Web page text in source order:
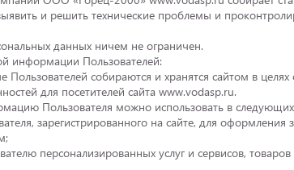
и решить технические проблемы и
данных ничем не ограничен.
информации Пользователей:
собираются и хранятся сайтом в
для посетителей сайта www.vodasp.ru.
Пользователя можно использовать в следующих
зарегистрированного на сайте, для
персонализированных услуг и сервисов,